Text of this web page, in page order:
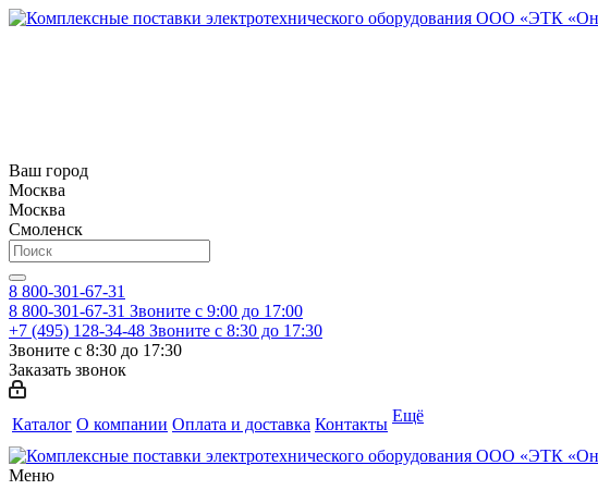
Ваш город
Москва
Москва
Смоленск
8 800-301-67-31
8 800-301-67-31 Звоните с 9:00 до 17:00
+7 (495) 128-34-48 Звоните с 8:30 до 17:30
Звоните с 8:30 до 17:30
Заказать звонок
Каталог О компании Оплата и доставка Контакты Ещё
Меню